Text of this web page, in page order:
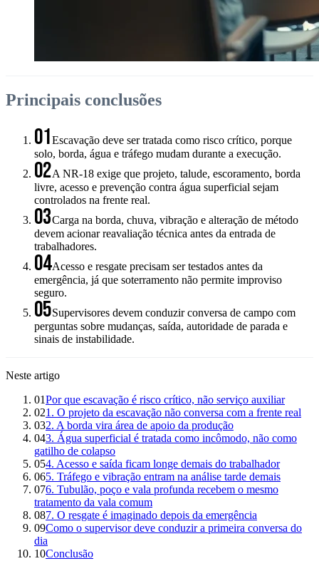
Principais conclusões
01Escavação deve ser tratada como risco crítico, porque
solo, borda, água e tráfego mudam durante a execução.
02A NR-18 exige que projeto, talude, escoramento, borda
livre, acesso e prevenção contra água superficial sejam
controlados na frente real.
03Carga na borda, chuva, vibração e alteração de método
devem acionar reavaliação técnica antes da entrada de
trabalhadores.
04Acesso e resgate precisam ser testados antes da
emergência, já que soterramento não permite improviso
seguro.
05Supervisores devem conduzir conversa de campo com
perguntas sobre mudanças, saída, autoridade de parada e
sinais de instabilidade.
Neste artigo
01Por que escavação é risco crítico, não serviço auxiliar
021. O projeto da escavação não conversa com a frente real
032. A borda vira área de apoio da produção
043. Água superficial é tratada como incômodo, não como
gatilho de colapso
054. Acesso e saída ficam longe demais do trabalhador
065. Tráfego e vibração entram na análise tarde demais
076. Tubulão, poço e vala profunda recebem o mesmo
tratamento da vala comum
087. O resgate é imaginado depois da emergência
09Como o supervisor deve conduzir a primeira conversa do
dia
10Conclusão